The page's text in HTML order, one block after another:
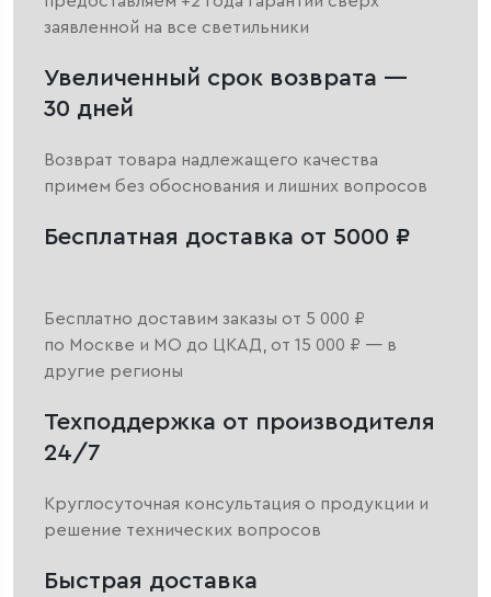
заявленной на все светильники
Увеличенный срок возврата —
30 дней
Возврат товара надлежащего качества
примем без обоснования и лишних вопросов
Бесплатная доставка от 5000 ₽
Бесплатно доставим заказы от 5 000 ₽
по Москве и МО до ЦКАД, от 15 000 ₽ — в
другие регионы
Техподдержка от производителя
24/7
Круглосуточная консультация о продукции и
решение технических вопросов
Быстрая доставка